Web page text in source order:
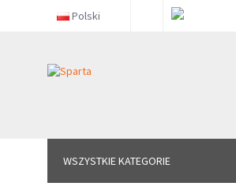
Polski
WSZYSTKIE KATEGORIE
WSZYSTKIE KATEGORIE